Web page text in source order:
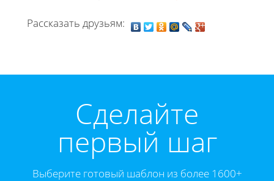
Рассказать друзьям:
Cделайте
первый шаг
Выберите готовый шаблон из более 1600+